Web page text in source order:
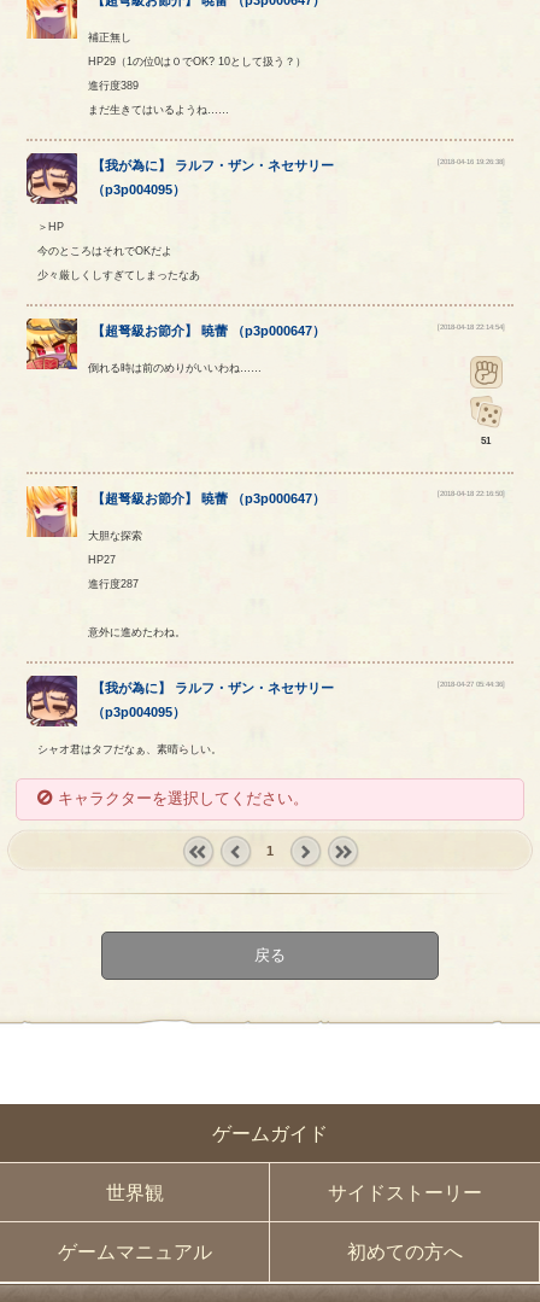
ゲームガイド
世界観 サイドストーリー
ゲームマニュアル 初めての方へ
補正無し
HP29（1の位0は０でOK? 10として扱う？）
進行度389
まだ生きてはいるようね……
【我が為に】 ラルフ ・ザン ・ネセサリー
（p3p004095）
[2018-04-16 19:26:38]
＞HP
今のところはそれでOKだよ
少々厳しくしすぎてしまったなあ
【超弩級お節介】暁蕾 （p3p000647） [2018-04-18 22:14:54]
倒れる時は前のめりがいいわね……
51
【超弩級お節介】暁蕾 （p3p000647） [2018-04-18 22:16:50]
大胆な探索
HP27
進行度287
意外に進めたわね。
【我が為に】 ラルフ ・ザン ・ネセサリー
（p3p004095）
[2018-04-27 05:44:36]
シャオ君はタフだなぁ、素晴らしい。
キャラクターを選択してください。
1
戻る